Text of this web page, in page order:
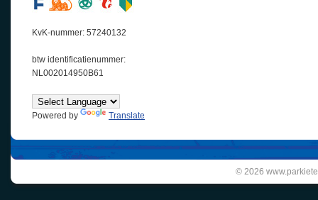
KvK-nummer: 57240132
btw identificatienummer:
NL002014950B61
Powered by Translate
© 2026